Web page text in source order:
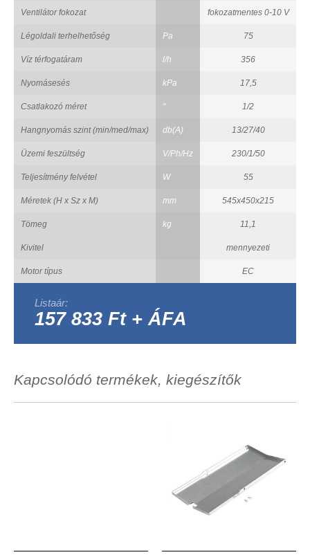
Ventilátor fokozat fokozatmentes 0-10 V
Légoldali terhelhetőség Pa 75
Víz térfogatáram l/h 356
Nyomásesés kPa 17,5
Csatlakozó méret " 1/2
Hangnyomás szint (min/med/max) db(A) 13/27/40
Üzemi feszültség V/Ph/Hz 230/1/50
Teljesítmény felvétel W 55
Méretek (H x Sz x M) mm 545x450x215
Tömeg kg 11,1
Kivitel mennyezeti
Motor típus EC
Listaár:
157 833 Ft + ÁFA
Kapcsolódó termékek, kiegészítők